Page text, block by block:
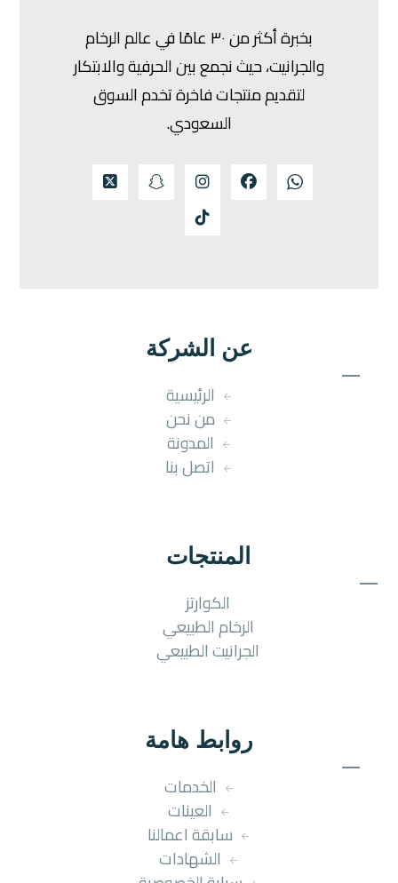
بخبرة أكثر من ٣٠ عامًا في عالم الرخام
والجرانيت، حيث نجمع بين الحرفية والابتكار
لتقديم منتجات فاخرة تخدم السوق
السعودي.
عن الشركة
الرئيسية
من نحن
المدونة
اتصل بنا
المنتجات
الكوارتز
الرخام الطبيعي
الجرانيت الطبيعي
روابط هامة
الخدمات
العينات
سابقة اعمالنا
الشهادات